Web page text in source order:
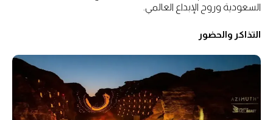
السعودية وروح الإبداع العالمي.
التذاكر والحضور